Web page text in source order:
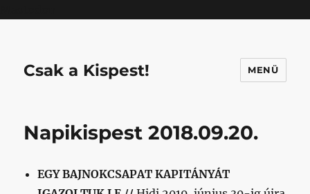
Csak a Kispest! MENÜ
Napikispest 2018.09.20.
EGY BAJNOKCSAPAT KAPITÁNYÁT